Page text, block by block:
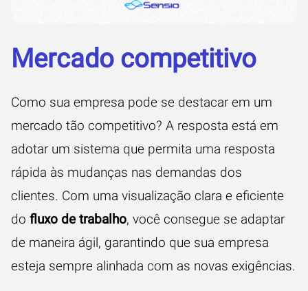
Mercado competitivo
Como sua empresa pode se destacar em um
mercado tão competitivo? A resposta está em
adotar um sistema que permita uma resposta
rápida às mudanças nas demandas dos
clientes. Com uma visualização clara e eficiente
do fluxo de trabalho, você consegue se adaptar
de maneira ágil, garantindo que sua empresa
esteja sempre alinhada com as novas exigências.